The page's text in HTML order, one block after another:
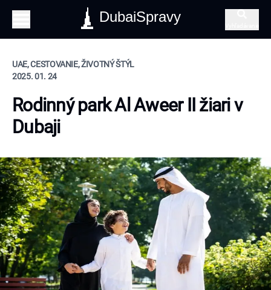
DubaiSpravy
UAE, CESTOVANIE, ŽIVOTNÝ ŠTÝL
2025. 01. 24
Rodinný park Al Aweer II žiari v
Dubaji